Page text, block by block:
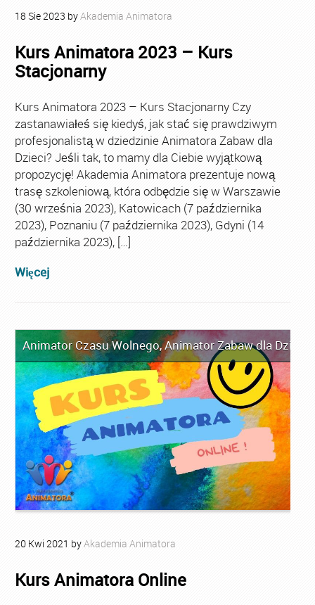
18 Sie2023 byAkademia Animatora
Kurs Animatora 2023 – Kurs
Stacjonarny
Kurs Animatora 2023 – Kurs Stacjonarny Czy
zastanawiałeś się kiedyś, jak stać się prawdziwym
profesjonalistą w dziedzinie Animatora Zabaw dla
Dzieci? Jeśli tak, to mamy dla Ciebie wyjątkową
propozycję! Akademia Animatora prezentuje nową
trasę szkoleniową, która odbędzie się w Warszawie
(30 września 2023), Katowicach (7 października
2023), Poznaniu (7 października 2023), Gdyni (14
października 2023), […]
Więcej
Animator Czasu Wolnego,Animator Zabaw dla Dzieci
20 Kwi 2021 byAkademia Animatora
Kurs Animatora Online